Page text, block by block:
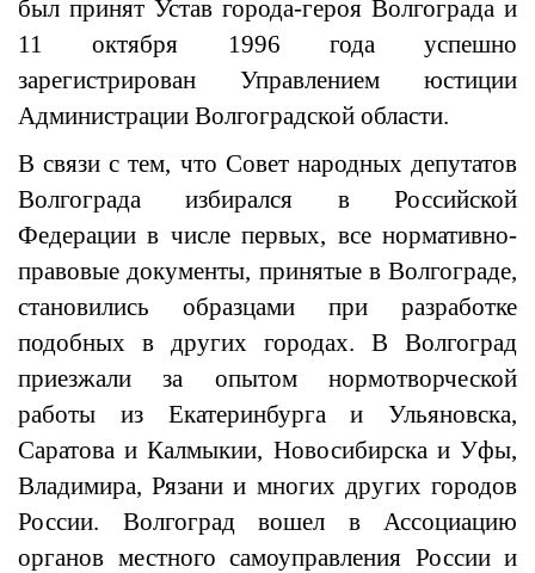
был принят Устав города-героя Волгограда и
11 октября 1996 года успешно
зарегистрирован Управлением юстиции
Администрации Волгоградской области.
В связи с тем, что Совет народных депутатов
Волгограда избирался в Российской
Федерации в числе первых, все нормативно-
правовые документы, принятые в Волгограде,
становились образцами при разработке
подобных в других городах. В Волгоград
приезжали за опытом нормотворческой
работы из Екатеринбурга и Ульяновска,
Саратова и Калмыкии, Новосибирска и Уфы,
Владимира, Рязани и многих других городов
России. Волгоград вошел в Ассоциацию
органов местного самоуправления России и